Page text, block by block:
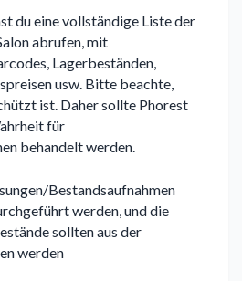
du eine vollständige Liste der
abrufen, mit
Lagerbeständen,
usw. Bitte beachte,
ist. Daher sollte Phorest
für
behandelt werden.
Bestandsaufnahmen
werden, und die
sollten aus der
werden